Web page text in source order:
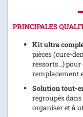
PRINCIPALES
Kit ultra
pièces (cure-
ressorts…) pour
remplacement
Solution tout-
regroupés
organiser et à